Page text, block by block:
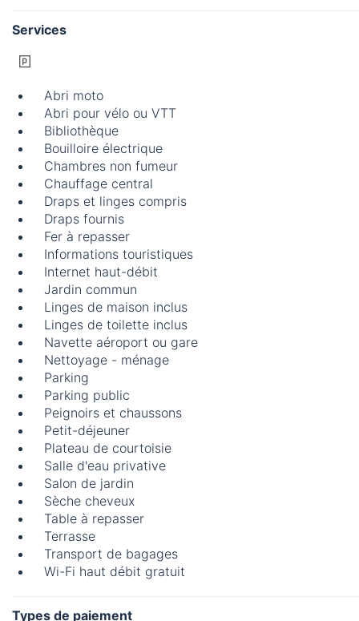
Services
Abri moto
Abri pour vélo ou VTT
Bibliothèque
Bouilloire électrique
Chambres non fumeur
Chauffage central
Draps et linges compris
Draps fournis
Fer à repasser
Informations touristiques
Internet haut-débit
Jardin commun
Linges de maison inclus
Linges de toilette inclus
Navette aéroport ou gare
Nettoyage - ménage
Parking
Parking public
Peignoirs et chaussons
Petit-déjeuner
Plateau de courtoisie
Salle d'eau privative
Salon de jardin
Sèche cheveux
Table à repasser
Terrasse
Transport de bagages
Wi-Fi haut débit gratuit
Types de paiement